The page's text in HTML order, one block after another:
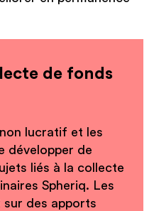
de fonds
lucratif et les
développer de
liés à la collecte
Spheriq. Les
sur des apports